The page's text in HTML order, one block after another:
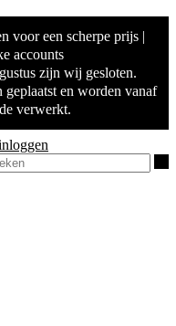
voor een scherpe prijs |
accounts
zijn wij gesloten.
en worden vanaf
verwerkt.